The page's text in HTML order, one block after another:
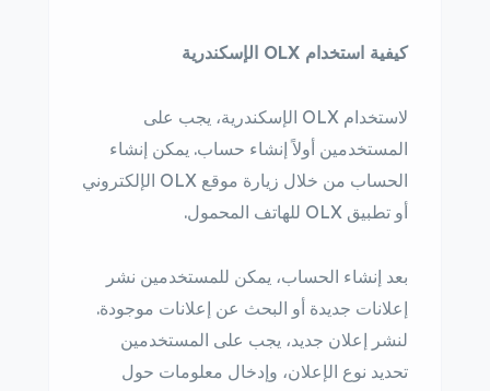
كيفية استخدام OLX الإسكندرية
لاستخدام OLX الإسكندرية، يجب على
المستخدمين أولاً إنشاء حساب. يمكن إنشاء
الحساب من خلال زيارة موقع OLX الإلكتروني
أو تطبيق OLX للهاتف المحمول.
بعد إنشاء الحساب، يمكن للمستخدمين نشر
إعلانات جديدة أو البحث عن إعلانات موجودة.
لنشر إعلان جديد، يجب على المستخدمين
تحديد نوع الإعلان، وإدخال معلومات حول